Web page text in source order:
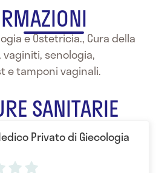
e Ostetricia., Cura della
senologia,
e tamponi vaginali.
SANITARIE
Privato di Giecologia